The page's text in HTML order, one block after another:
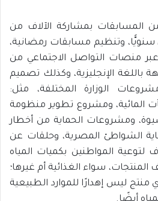
المسابقات بمشاركة الآلاف من
وتنظيم مسابقات رمضانية،
منصات التواصل الاجتماعي من
باللغة الإنجليزية، وكذلك تصميم
الوزارة المختلفة، مثل:
المائية، ومشروع تطوير منظومة
ومشروعات الحماية من أخطار
الشواطئ المصرية، وحلقات عن
لتوعية المواطنين بكميات المياه
المنتجات، سواء الغذائية أم غيرها؛
منتج ليس إهدارًا للموارد الطبيعية